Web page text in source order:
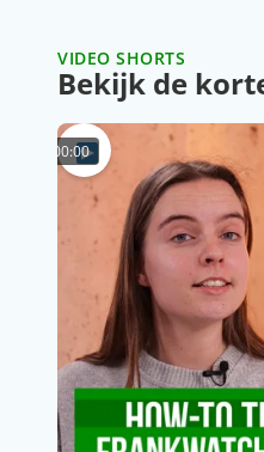
VIDEO SHORTS
Bekijk de
00:00